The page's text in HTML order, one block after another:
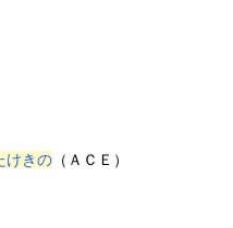
けきの （ＡＣＥ）